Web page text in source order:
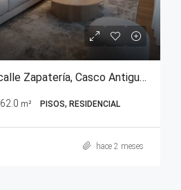
Piso en venta en la calle Zapatería, Casco Antiguo de Vitoria-Gasteiz
62.0 m² PISOS, RESIDENCIAL
hace 2 meses